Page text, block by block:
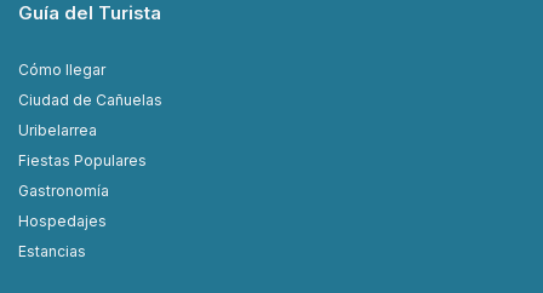
Guía del Turista
Cómo llegar
Ciudad de Cañuelas
Uribelarrea
Fiestas Populares
Gastronomía
Hospedajes
Estancias